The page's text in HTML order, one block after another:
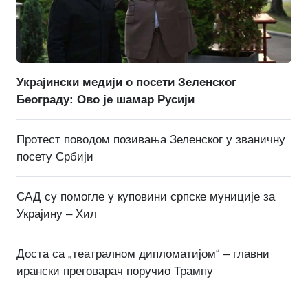
Украјински медији о посети Зеленског
Београду: Ово је шамар Русији
Протест поводом позивања Зеленског у званичну
посету Србији
САД су помогле у куповини српске муниције за
Украјину – Хил
Доста са „театралном дипломатијом“ – главни
ирански преговарач поручио Трампу